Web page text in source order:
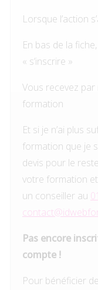
Lorsque l’action
En bas de la
« s’inscrire »
Vous recevez
formation
Et si je n’ai plus
formation que je
devis pour le
votre formation
un conseiller au
Pas encore
compte !
Pour bénéficier